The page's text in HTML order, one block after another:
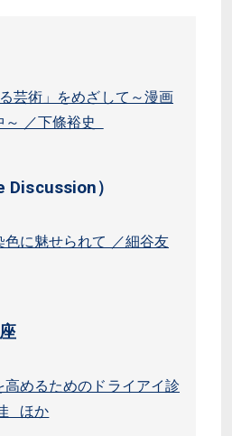
芸術」をめざして～漫画
～ ／下條裕史
Discussion）
色に魅せられて ／細谷友
高めるためのドライアイ診
ほか